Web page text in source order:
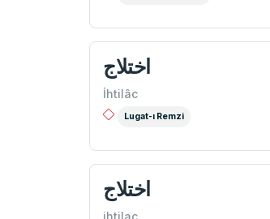
اختلاج
İhtilâc
Lugat-ı Remzi
اختلاج
ihtilac